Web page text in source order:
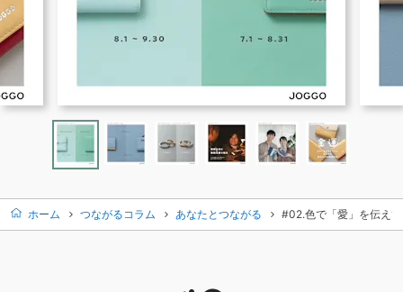
ホーム つながるコラム あなたとつながる #02.色で「愛」を伝え